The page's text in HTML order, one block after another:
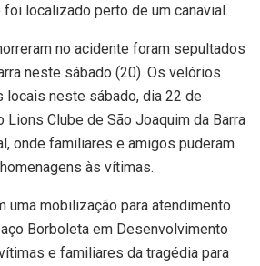
foi localizado perto de um canavial.
no acidente foram sepultados
neste sábado (20). Os velórios
locais neste sábado, dia 22 de
Lions Clube de São Joaquim da Barra
onde familiares e amigos puderam
às vítimas.
uma mobilização para atendimento
Borboleta em Desenvolvimento
e familiares da tragédia para